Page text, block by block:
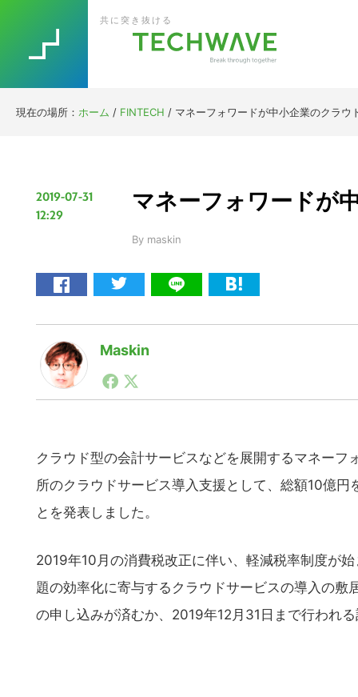
to
primary
to
main
to
primary
to
footer
共に突き抜ける
現在の場所： ホーム / FINTECH / マネーフォワードが中小企業のクラウ
2019-07-31
12:29
マネーフォワードが
By maskin
Maskin
1990年代初頭から記者としてまた起業家としてITス
る。シリコンバレーやEU等でのスタートアップを経
クラウド型の会計サービスなどを展開するマネー
所のクラウドサービス導入支援として、総額10億
とを発表しました。
2019年10月の消費税改正に伴い、軽減税率制度が
題の効率化に寄与するクラウドサービスの導入の
の申し込みが済むか、2019年12月31日まで行われ